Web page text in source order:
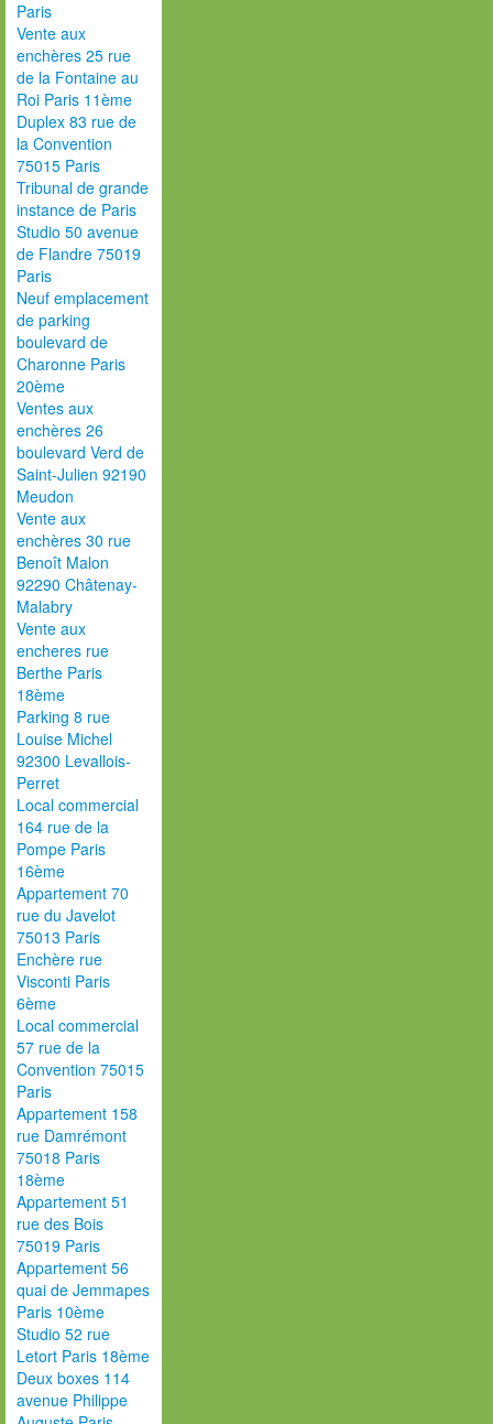
Paris
Vente aux
enchères 25 rue
de la Fontaine au
Roi Paris 11ème
Duplex 83 rue de
la Convention
75015 Paris
Tribunal de grande
instance de Paris
Studio 50 avenue
de Flandre 75019
Paris
Neuf emplacement
de parking
boulevard de
Charonne Paris
20ème
Ventes aux
enchères 26
boulevard Verd de
Saint-Julien 92190
Meudon
Vente aux
enchères 30 rue
Benoît Malon
92290 Châtenay-
Malabry
Vente aux
encheres rue
Berthe Paris
18ème
Parking 8 rue
Louise Michel
92300 Levallois-
Perret
Local commercial
164 rue de la
Pompe Paris
16ème
Appartement 70
rue du Javelot
75013 Paris
Enchère rue
Visconti Paris
6ème
Local commercial
57 rue de la
Convention 75015
Paris
Appartement 158
rue Damrémont
75018 Paris
18ème
Appartement 51
rue des Bois
75019 Paris
Appartement 56
quai de Jemmapes
Paris 10ème
Studio 52 rue
Letort Paris 18ème
Deux boxes 114
avenue Philippe